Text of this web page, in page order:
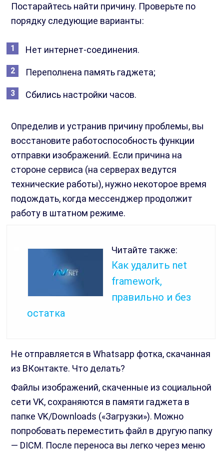
Постарайтесь найти причину. Проверьте по
порядку следующие варианты:
Нет интернет-соединения.
Переполнена память гаджета;
Сбились настройки часов.
Определив и устранив причину проблемы, вы
восстановите работоспособность функции
отправки изображений. Если причина на
стороне сервиса (на серверах ведутся
технические работы), нужно некоторое время
подождать, когда мессенджер продолжит
работу в штатном режиме.
Читайте также:
Как удалить net
framework,
правильно и без
остатка
Не отправляется в Whatsapp фотка, скачанная
из ВКонтакте. Что делать?
Файлы изображений, скаченные из социальной
сети VK, сохраняются в памяти гаджета в
папке VK/Downloads («Загрузки»). Можно
попробовать переместить файл в другую папку
— DICM. После переноса вы легко через меню